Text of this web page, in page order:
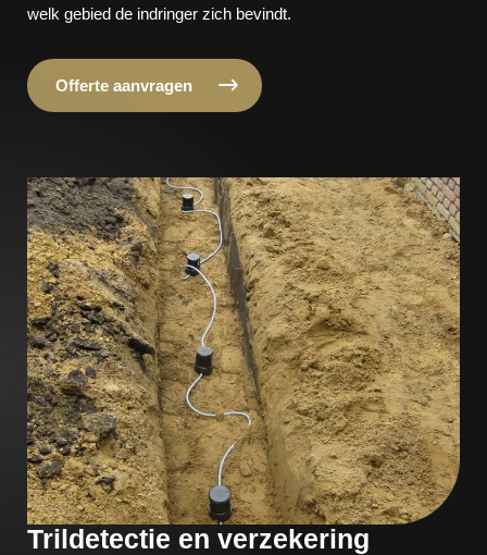
welk gebied de indringer zich bevindt.
Offerte aanvragen
Trildetectie en verzekering